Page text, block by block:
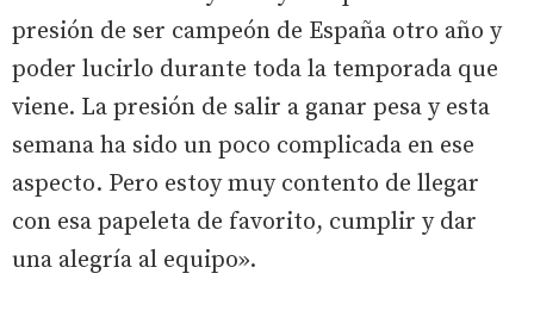
presión de ser campeón de España otro año y
poder lucirlo durante toda la temporada que
viene. La presión de salir a ganar pesa y esta
semana ha sido un poco complicada en ese
aspecto. Pero estoy muy contento de llegar
con esa papeleta de favorito, cumplir y dar
una alegría al equipo».